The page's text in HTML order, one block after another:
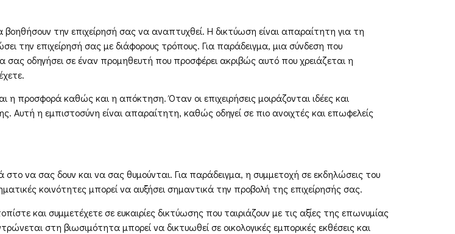
την επιχείρησή σας να αναπτυχθεί. Η δικτύωση είναι απαραίτητη για τη
την επιχείρησή σας με διάφορους τρόπους. Για παράδειγμα, μια σύνδεση που
σας οδηγήσει σε έναν προμηθευτή που προσφέρει ακριβώς αυτό που χρειάζεται η
προσφορά καθώς και η απόκτηση. Όταν οι επιχειρήσεις μοιράζονται ιδέες και
Αυτή η εμπιστοσύνη είναι απαραίτητη, καθώς οδηγεί σε πιο ανοιχτές και επωφελείς
να σας δουν και να σας θυμούνται. Για παράδειγμα, η συμμετοχή σε εκδηλώσεις του
κοινότητες μπορεί να αυξήσει σημαντικά την προβολή της επιχείρησής σας.
και συμμετέχετε σε ευκαιρίες δικτύωσης που ταιριάζουν με τις αξίες της επωνυμίας
στη βιωσιμότητα μπορεί να δικτυωθεί σε οικολογικές εμπορικές εκθέσεις και